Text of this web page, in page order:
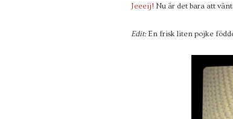
Jeeeij! Nu är det bara att
Edit: En frisk liten pojke